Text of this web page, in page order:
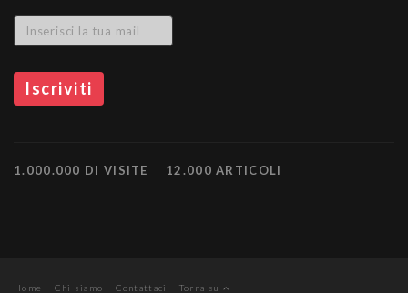
1.000.000 DI VISITE 12.000 ARTICOLI
Home Chi siamo Contattaci
Torna su